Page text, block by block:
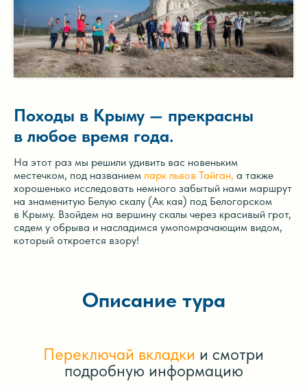
Походы в Крыму — прекрасны
в любое время года.
На этот раз мы решили удивить вас новеньким
местечком, под названием парк львов Тайган, а также
хорошенько исследовать немного забытый нами маршрут
на знаменитую Белую скалу (Ак кая) под Белогорском
в Крыму. Взойдем на вершину скалы через красивый грот,
сядем у обрыва и насладимся умопомрачающим видом,
который откроется взору!
Описание тура
Переключай вкладки и смотри
подробную информацию